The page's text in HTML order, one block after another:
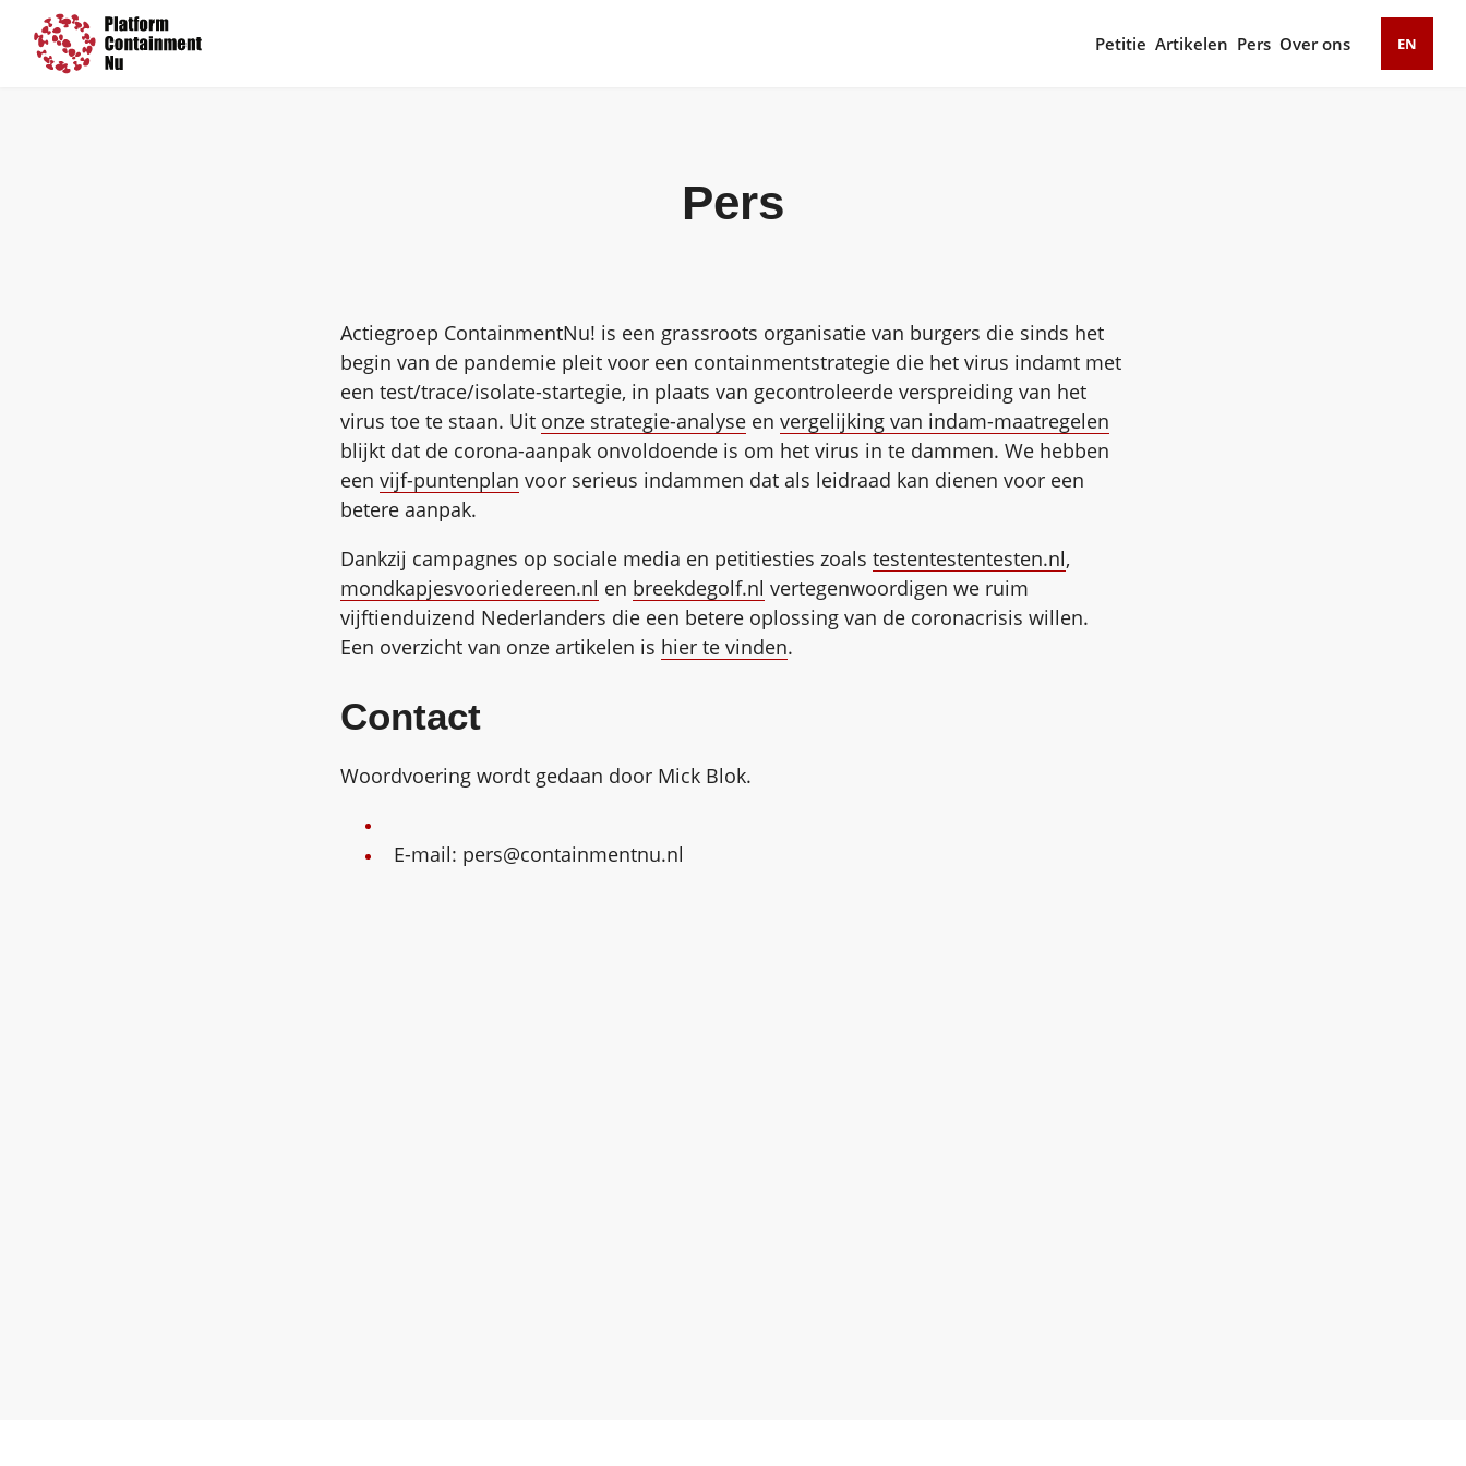
Petitie Artikelen Pers Over ons EN
Pers
Actiegroep ContainmentNu! is een grassroots organisatie van burgers die sinds het
begin van de pandemie pleit voor een containmentstrategie die het virus indamt met
een test/trace/isolate-startegie, in plaats van gecontroleerde verspreiding van het
virus toe te staan. Uit onze strategie-analyse en vergelijking van indam-maatregelen
blijkt dat de corona-aanpak onvoldoende is om het virus in te dammen. We hebben
een vijf-puntenplan voor serieus indammen dat als leidraad kan dienen voor een
betere aanpak.
Dankzij campagnes op sociale media en petitiesties zoals testentestentesten.nl,
mondkapjesvooriedereen.nl en breekdegolf.nl vertegenwoordigen we ruim
vijftienduizend Nederlanders die een betere oplossing van de coronacrisis willen.
Een overzicht van onze artikelen is hier te vinden.
Contact
Woordvoering wordt gedaan door Mick Blok.
E-mail: pers@containmentnu.nl